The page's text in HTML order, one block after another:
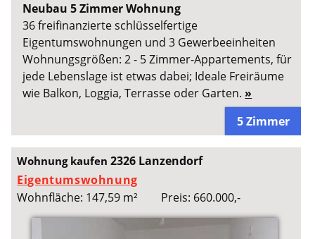
Neubau 5 Zimmer Wohnung
36 freifinanzierte schlüsselfertige
Eigentumswohnungen und 3 Gewerbeeinheiten
Wohnungsgrößen: 2 - 5 Zimmer-Appartements, für
jede Lebenslage ist etwas dabei; Ideale Freiräume
wie Balkon, Loggia, Terrasse oder Garten. »
5 Zimmer
Wohnung kaufen2326 Lanzendorf
Eigentumswohnung
Wohnfläche: 147,59 m²
Preis: 660.000,-